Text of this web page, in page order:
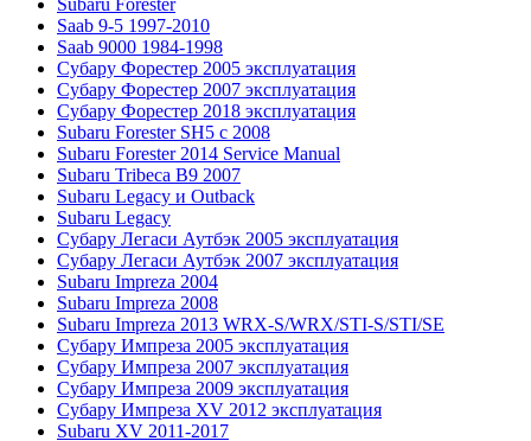
Subaru Forester
Saab 9-5 1997-2010
Saab 9000 1984-1998
Субару Форестер 2005 эксплуатация
Субару Форестер 2007 эксплуатация
Субару Форестер 2018 эксплуатация
Subaru Forester SH5 с 2008
Subaru Forester 2014 Service Manual
Subaru Tribeca В9 2007
Subaru Legacy и Outback
Subaru Legacy
Субару Легаси Аутбэк 2005 эксплуатация
Субару Легаси Аутбэк 2007 эксплуатация
Subaru Impreza 2004
Subaru Impreza 2008
Subaru Impreza 2013 WRX-S/WRX/STI-S/STI/SE
Субару Импреза 2005 эксплуатация
Субару Импреза 2007 эксплуатация
Субару Импреза 2009 эксплуатация
Субару Импреза XV 2012 эксплуатация
Subaru XV 2011-2017